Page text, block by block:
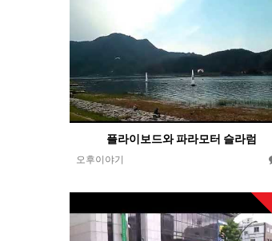
플라이보드와 파라모터 슬라럼
오후이야기